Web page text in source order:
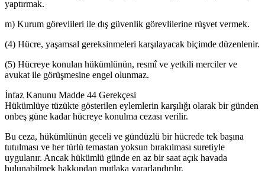
yaptırmak.
m) Kurum görevlileri ile dış güvenlik görevlilerine rüşvet vermek.
(4) Hücre, yaşamsal gereksinmeleri karşılayacak biçimde düzenlenir.
(5) Hücreye konulan hükümlünün, resmî ve yetkili merciler ve
avukat ile görüşmesine engel olunmaz.
İnfaz Kanunu Madde 44 Gerekçesi
Hükümlüye tüzükte gösterilen eylemlerin karşılığı olarak bir günden
onbeş güne kadar hücreye konulma cezası verilir.
Bu ceza, hükümlünün geceli ve gündüzlü bir hücrede tek başına
tutulması ve her türlü temastan yoksun bırakılması suretiyle
uygulanır. Ancak hükümlü günde en az bir saat açık havada
bulunabilmek hakkından mutlaka yararlandırılır.